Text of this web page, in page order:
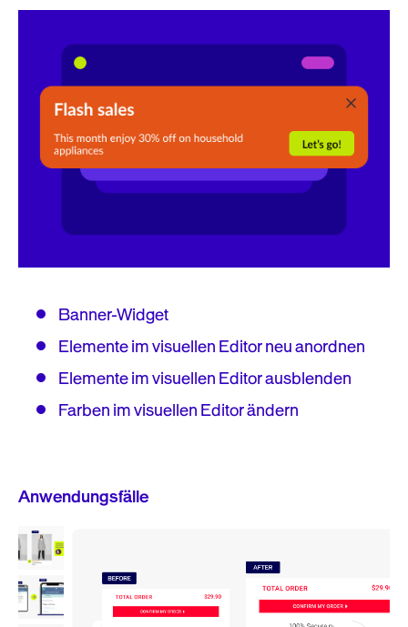
Banner-Widget
Elemente im visuellen Editor neu anordnen
Elemente im visuellen Editor ausblenden
Farben im visuellen Editor ändern
Anwendungsfälle